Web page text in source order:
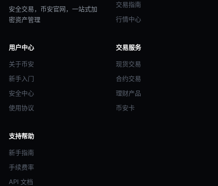
安全交易，币安官网，一站式加
密资产管理
交易指南
行情中心
用户中心
关于币安
新手入门
安全中心
使用协议
交易服务
现货交易
合约交易
理财产品
币安卡
支持帮助
新手指南
手续费率
API 文档